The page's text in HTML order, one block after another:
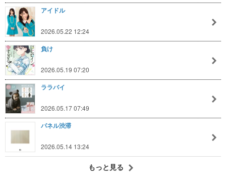
アイドル
2026.05.22 12:24
負け
2026.05.19 07:20
ララバイ
2026.05.17 07:49
パネル渋滞
2026.05.14 13:24
もっと見る